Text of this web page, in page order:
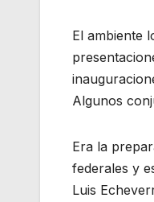
El ambiente
Algunos
Era la
federales y
Luis